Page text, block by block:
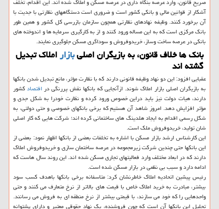
آشکار از قوانین مالی و بانکی کشور است و ضروری است دستگاههای نظارتی با جدیت با
آن برخورد کنند. وظیفه نهادهای نظارتی همچون سازمان بازرسی کل کشور و همین طور
بانک مرکزی است که به این مساله ورود کنند و از به کارگیری سرمایه ها و اندوخته های
بانکی در عرصه ساخت وساز، خریدوفروش و سوداگری مسکن جلوگیری نمایند.
بانک ها خلاف قانون، به بازیگران اصلیبازاراملاک تبدیل
گشته اند
عقبایی افزود: این دو نهاد وظیفه قانونی دارند که با نظارت مؤثر، مانع تبدیل شدن بانکها
به بازیگران اصلی بازار املاک شوند. ازآنجایی که بانکها نقش پررنگی دراقتصادکشور
دارند، هیات دولت نیز باید دراین خصوص ورود کرده و نظارت خودرا به شکل جدی و
مؤثر افزایش دهد. امروز شاهد آن هستیم که برخی بانکهای خصوصی و حتی دولتی، به
شکل رسمی اقدام به ایجاد هلدینگ های ساختمانی کرده اند؛ شرکت هایی که کار اصلی
شان تولید، خریدوفروش ملک است.
این کارشناس ارشد بازار مسکن با اشاره به تخلفات بعضی از بانکها اظهار نمود: بعضی از
این بانکها حتی چندین شرکت زیرمجموعه در عرصه ساختمان سازی و خریدوفروش املاک
دارند که در ابعاد مختلف وارد فعالیتهای تجاری مسکن شده اند. این روند سال هاست که
ادامه دارد و سبب بی نظمی در بازار مسکن شده است.
رئیس پیشین اتحادیه املاک خاطرنشان کرد: متاسفانه برخی بانکها باهدف کسب سود
بیشتر، مبادرت به خرید املاک خاص با قیمت های بالاتر از نرخ متعارف می کنند و حتی
واحدهایی را که خود می سازند، با قیمتی بیشتر از نرخ منطقه ای به فروش می رسانند.
تحلیل این بانکها آن است که چون فروشنده، یک نهاد حقوقی معتبر و دارای پشتوانه